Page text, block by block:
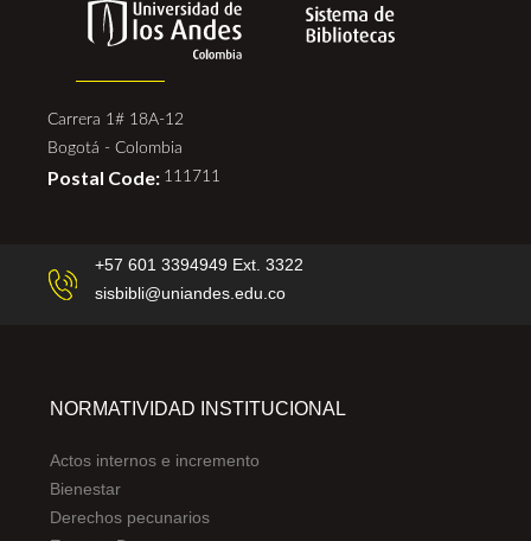
Carrera 1# 18A-12
Bogotá - Colombia
Postal Code: 111711
+57 601 3394949 Ext. 3322
sisbibli@uniandes.edu.co
NORMATIVIDAD INSTITUCIONAL
Actos internos e incremento
Bienestar
Derechos pecunarios